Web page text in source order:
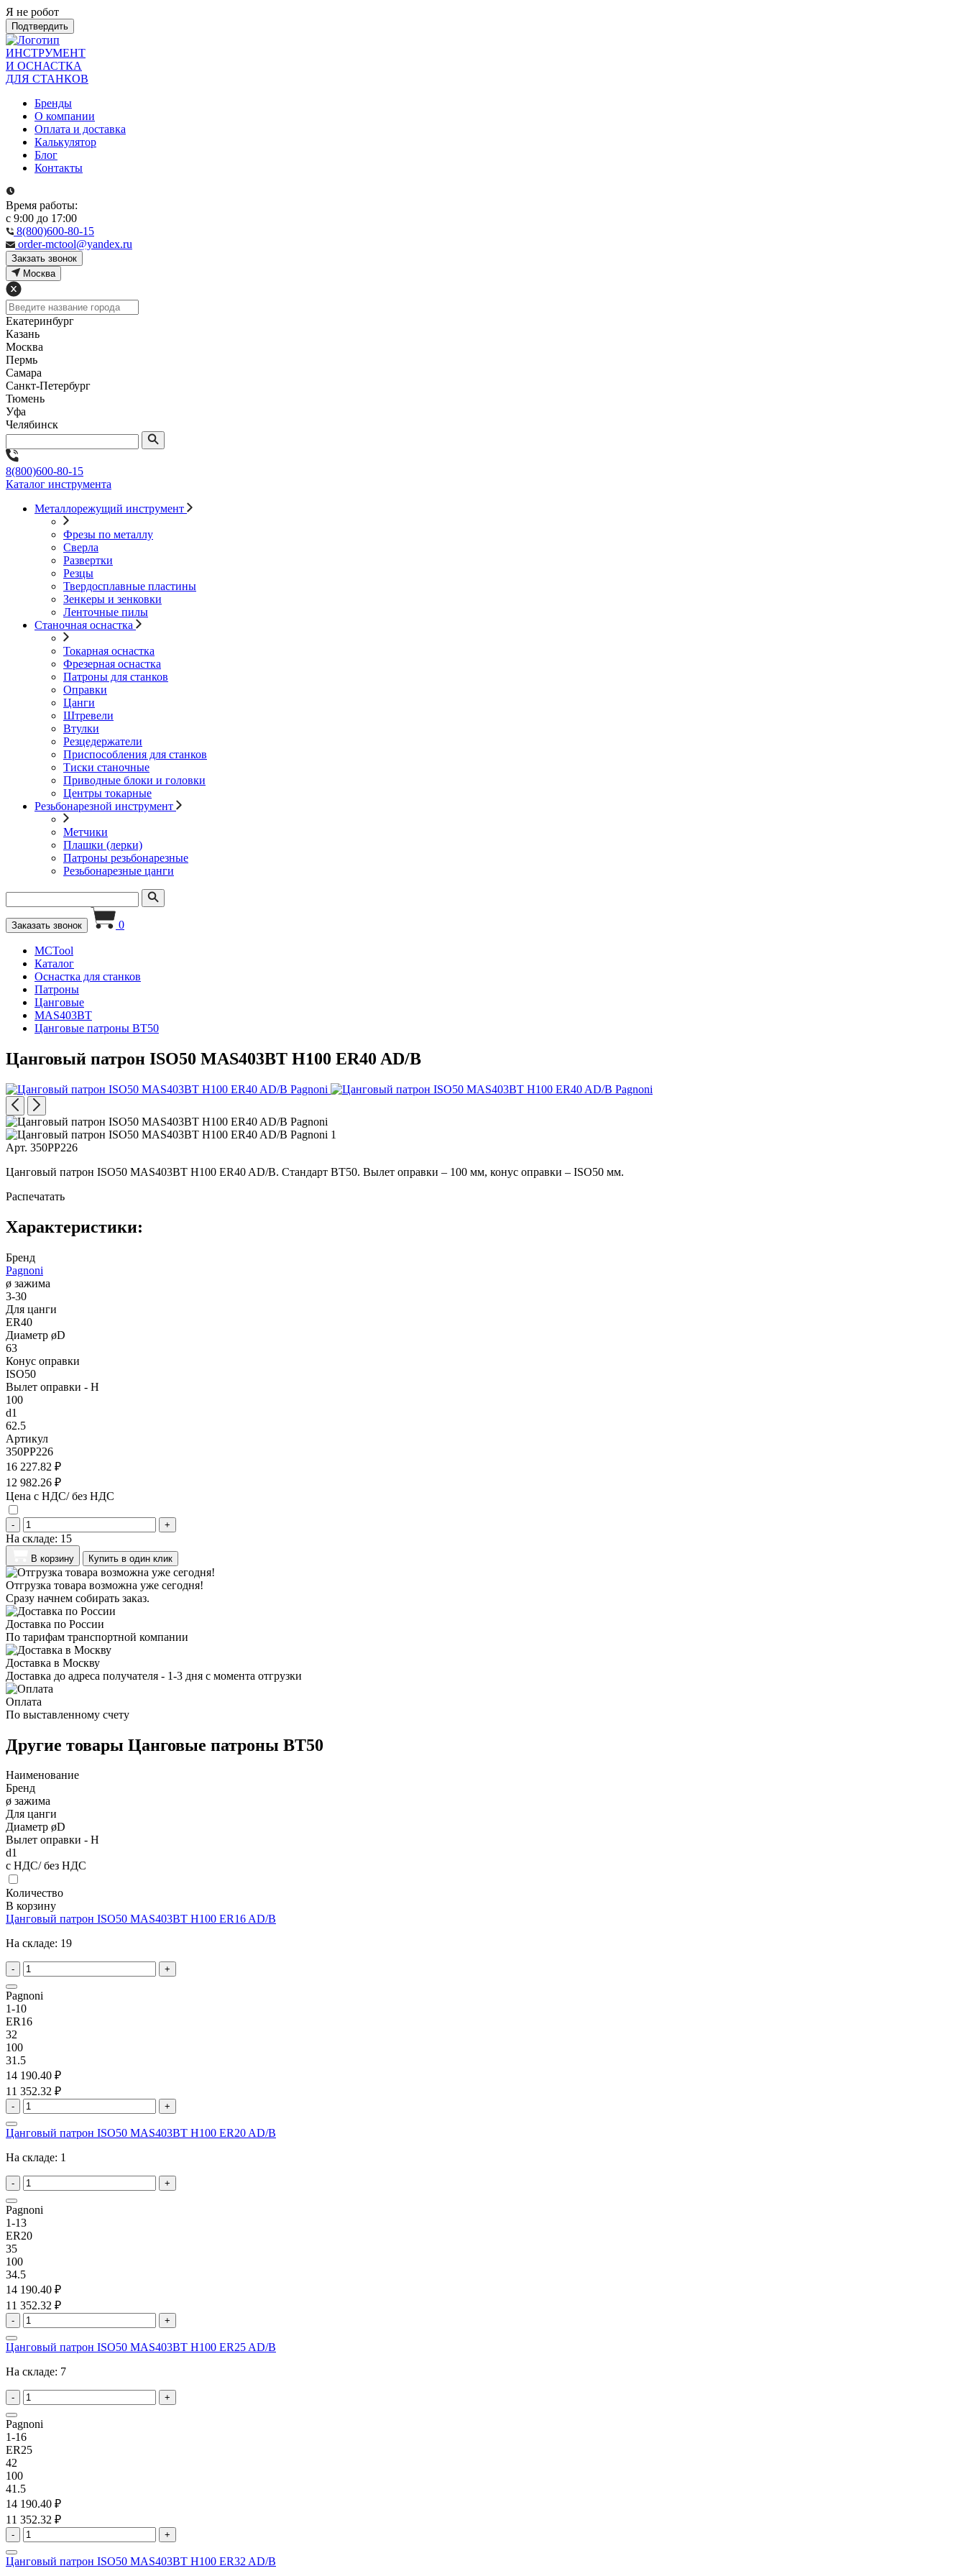
Я не робот
Подтвердить
ИНСТРУМЕНТ
И ОСНАСТКА
ДЛЯ СТАНКОВ
Бренды
О компании
Оплата и доставка
Калькулятор
Блог
Контакты
Время работы:
с 9:00 до 17:00
8(800)600-80-15
order-mctool@yandex.ru
Закзать звонок
Москва
Екатеринбург
Казань
Москва
Пермь
Самара
Санкт-Петербург
Тюмень
Уфа
Челябинск
8(800)600-80-15
Каталог инструмента
Металлорежущий инструмент
Фрезы по металлу
Сверла
Развертки
Резцы
Твердосплавные пластины
Зенкеры и зенковки
Ленточные пилы
Станочная оснастка
Токарная оснастка
Фрезерная оснастка
Патроны для станков
Оправки
Цанги
Штревели
Втулки
Резцедержатели
Приспособления для станков
Тиски станочные
Приводные блоки и головки
Центры токарные
Резьбонарезной инструмент
Метчики
Плашки (лерки)
Патроны резьбонарезные
Резьбонарезные цанги
Заказать звонок 0
MCTool
Каталог
Оснастка для станков
Патроны
Цанговые
MAS403BT
Цанговые патроны BT50
Цанговый патрон ISO50 MAS403BT H100 ER40 AD/B
Арт. 350PP226
Цанговый патрон ISO50 MAS403BT H100 ER40 AD/B. Стандарт BT50. Вылет оправки – 100 мм, конус оправки – ISO50 мм.
Распечатать
Характеристики:
Бренд
Pagnoni
ø зажима
3-30
Для цанги
ER40
Диаметр øD
63
Конус оправки
ISO50
Вылет оправки - H
100
d1
62.5
Артикул
350PP226
16 227.82 ₽
12 982.26 ₽
Цена с НДС/ без НДС
- +
На складе: 15
В корзину Купить в один клик
Отгрузка товара возможна уже сегодня!
Сразу начнем собирать заказ.
Доставка по России
По тарифам транспортной компании
Доставка в Москву
Доставка до адреса получателя - 1-3 дня с момента отгрузки
Оплата
По выставленному счету
Другие товары Цанговые патроны BT50
Наименование
Бренд
ø зажима
Для цанги
Диаметр øD
Вылет оправки - H
d1
с НДС/ без НДС
Количество
В корзину
Цанговый патрон ISO50 MAS403BT H100 ER16 AD/B
На складе: 19
- +
Pagnoni
1-10
ER16
32
100
31.5
14 190.40 ₽
11 352.32 ₽
- +
Цанговый патрон ISO50 MAS403BT H100 ER20 AD/B
На складе: 1
- +
Pagnoni
1-13
ER20
35
100
34.5
14 190.40 ₽
11 352.32 ₽
- +
Цанговый патрон ISO50 MAS403BT H100 ER25 AD/B
На складе: 7
- +
Pagnoni
1-16
ER25
42
100
41.5
14 190.40 ₽
11 352.32 ₽
- +
Цанговый патрон ISO50 MAS403BT H100 ER32 AD/B